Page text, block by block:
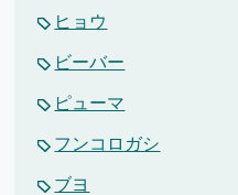
ヒョウ
ビーバー
ピューマ
フンコロガシ
ブヨ